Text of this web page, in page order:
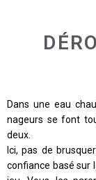
Dans une eau
nageurs se font
deux.
Ici, pas de
confiance basé sur